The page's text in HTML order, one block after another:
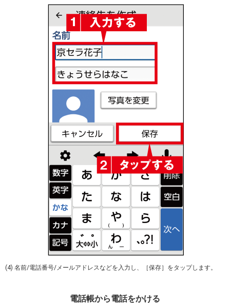
(4) 名前/電話番号/メールアドレスなどを入力し、［保存］をタップします。
電話帳から電話をかける